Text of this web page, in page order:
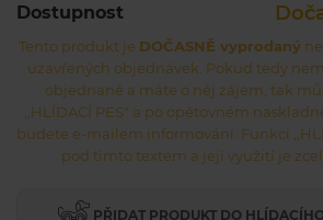
Dostupnost
Tento produkt je DOČASNĚ vyprodaný
uzavřených objednávek. Pokud tedy
objednané a máte o něj zájem, tak
,,HLÍDACÍ PES" a po opětovném
budete e-mailem informování. Funkci
pod tímto textem a její využití je
PŘIDAT PRODUKT DO